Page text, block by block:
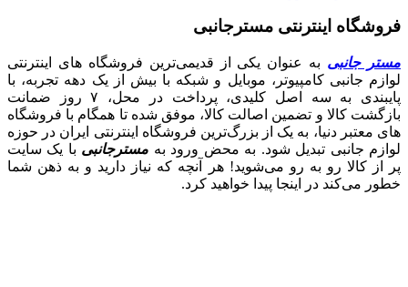
فروشگاه اینترنتی مسترجانبی
مستر جانبی به عنوان یکی از قدیمی‌ترین فروشگاه های اینترنتی
لوازم جانبی کامپیوتر، موبایل و شبکه با بیش از یک دهه تجربه، با
پایبندی به سه اصل کلیدی، پرداخت در محل، ۷ روز ضمانت
بازگشت کالا و تضمین اصالت کالا، موفق شده تا همگام با فروشگاه‌
های معتبر دنیا، به یک از بزرگ‌ترین فروشگاه اینترنتی ایران در حوزه
لوازم جانبی تبدیل شود. به محض ورود به مسترجانبی با یک سایت
پر از کالا رو به رو می‌شوید! هر آنچه که نیاز دارید و به ذهن شما
خطور می‌کند در اینجا پیدا خواهید کرد.